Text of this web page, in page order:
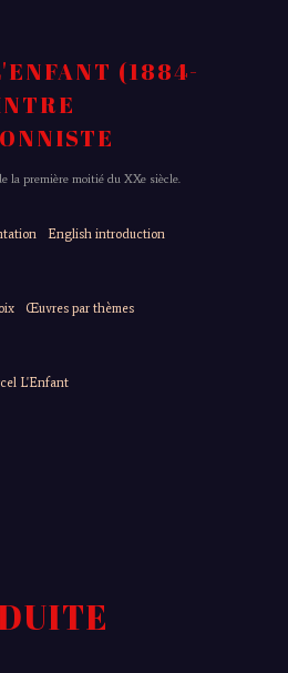
(1884-
la première moitié du XXe siècle.
English introduction
Œuvres par thèmes
L'Enfant